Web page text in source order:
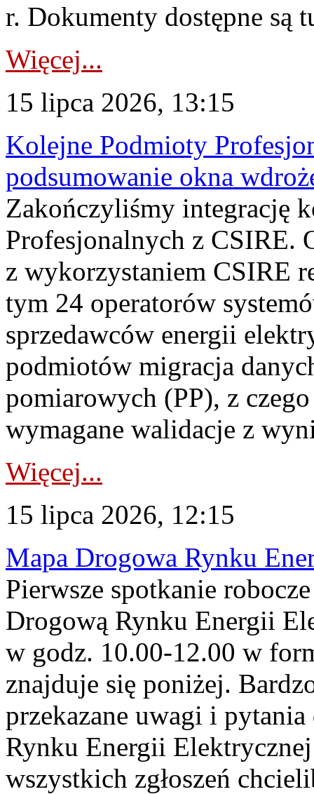
r. Dokumenty dostępne są
Więcej...
15 lipca 2026, 13:15
Kolejne Podmioty
podsumowanie okna
Zakończyliśmy integrację
Profesjonalnych z CSIRE.
z wykorzystaniem CSIRE
tym 24 operatorów
sprzedawców energii
podmiotów migracja
pomiarowych (PP), z
wymagane walidacje z
Więcej...
15 lipca 2026, 12:15
Mapa Drogowa Rynku
Pierwsze spotkanie
Drogową Rynku Energii
w godz. 10.00-12.00 w
znajduje się poniżej.
przekazane uwagi i
Rynku Energii
wszystkich zgłoszeń